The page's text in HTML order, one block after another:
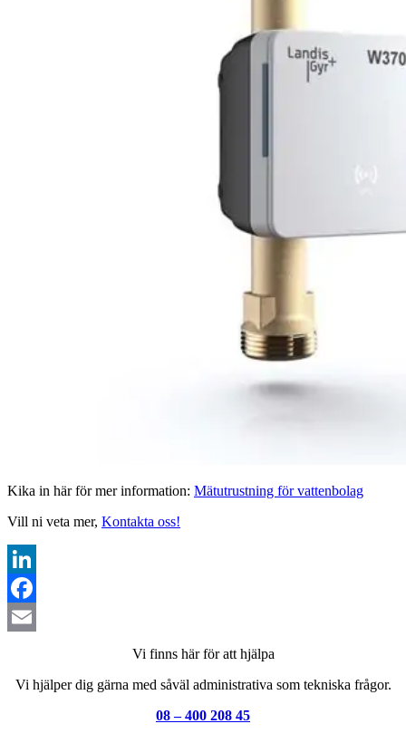
Kika in här för mer information: Mätutrustning för vattenbolag
Vill ni veta mer, Kontakta oss!
LinkedIn
Facebook
Vi finns här för att hjälpa
Vi hjälper dig gärna med såväl administrativa som tekniska frågor.
08 – 400 208 45